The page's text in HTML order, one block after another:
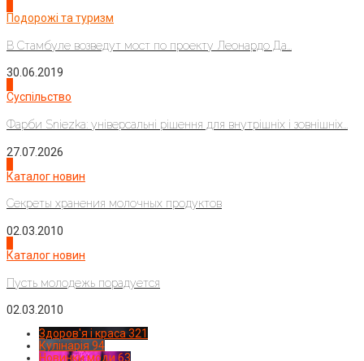
Подорожі та туризм
В Стамбуле возведут мост по проекту Леонардо Да...
30.06.2019
Суспільство
Фарби Sniezka: універсальні рішення для внутрішніх і зовнішніх...
27.07.2026
Каталог новин
Секреты хранения молочных продуктов
02.03.2010
Каталог новин
Пусть молодежь порадуется
02.03.2010
Здоров'я і краса 321
Кулінарія 94
Новинки моди 63